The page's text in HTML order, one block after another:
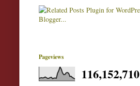
Pageviews
116,152,710